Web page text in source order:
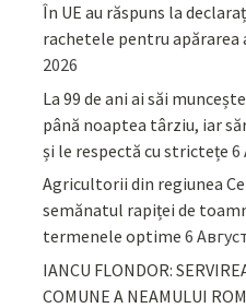
În UE au răspuns la
rachetele pentru apărarea
2026
La 99 de ani ai săi
până noaptea târziu, iar
și le respectă cu strictețe 6
Agricultorii din regiunea
semănatul rapiței de
termenele optime 6
IANCU FLONDOR:
COMUNE A NEAMULUI